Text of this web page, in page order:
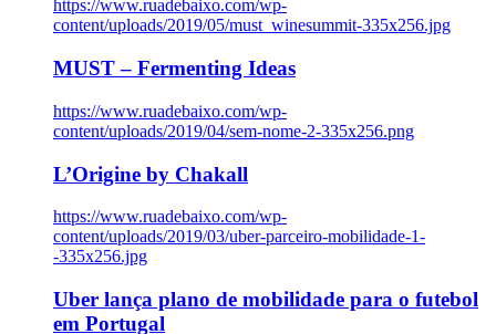
https://www.ruadebaixo.com/wp-
content/uploads/2019/05/must_winesummit-335x256.jpg
MUST – Fermenting Ideas
https://www.ruadebaixo.com/wp-
content/uploads/2019/04/sem-nome-2-335x256.png
L’Origine by Chakall
https://www.ruadebaixo.com/wp-
content/uploads/2019/03/uber-parceiro-mobilidade-1-
-335x256.jpg
Uber lança plano de mobilidade para o futebol
em Portugal